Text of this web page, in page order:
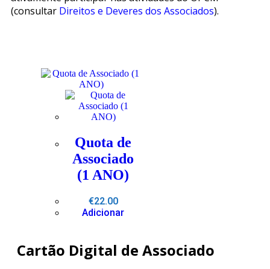
(consultar Direitos e Deveres dos Associados).
Quota de
Associado
(1 ANO)
€22.00
Adicionar
Cartão Digital de Associado